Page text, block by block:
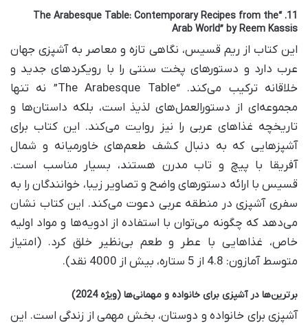
11. “The Arabesque Table: Contemporary Recipes from the
Arab World” by Reem Kassis
این کتاب از ریم قسیس، نگاهی تازه و معاصر به آشپزی جهان
عرب دارد و دستورهای پخت سنتی را با رویکردهای جدید و
خلاقانه ترکیب می‌کند. “The Arabesque Table” نه تنها
مجموعه‌ای از دستورالعمل‌های لذیذ است، بلکه داستان‌ها و
تاریخچه غذاهای عربی را نیز روایت می‌کند. این کتاب برای
آشپزهایی که به دنبال کشف طعم‌های خاورمیانه و شمال
آفریقا با پیچ و تاب مدرن هستند، بسیار مناسب است.
قسیس با ارائه دستورهای واضح و تصاویر زیبا، خوانندگان را به
سفری آشپزی در منطقه عربی دعوت می‌کند. این کتاب نشان
می‌دهد که چگونه می‌توان با استفاده از ادویه‌ها و مواد اولیه
خاص، غذاهایی با عطر و طعم بی‌نظیر خلق کرد. (امتیاز
متوسط آمازون: 4.8 از 5 ستاره، بیش از 4000 نقد).
برترین‌ها در آشپزی برای خانواده و مهمانی‌ها (ویژه 2024)
آشپزی برای خانواده و دوستان، بخش مهمی از زندگی است. این